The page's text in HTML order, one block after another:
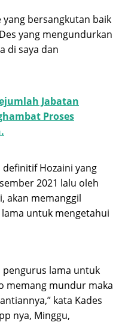
yang bersangkutan baik
yang mengundurkan
di saya dan
Jabatan
Proses
definitif Hozaini yang
2021 lalu oleh
akan memanggil
untuk mengetahui
pengurus lama untuk
memang mundur maka
kata Kades
nya, Minggu,